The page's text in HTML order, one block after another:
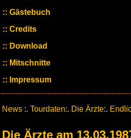
Gästebuch
Credits
Download
Mitschnitte
Impressum
News :. Tourdaten:. Die Ärzte:.
Die Ärzte am